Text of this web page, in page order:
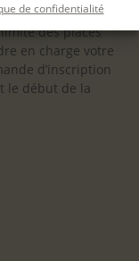
de confidentialité
dernier
des places
en charge votre
d’inscription
le début de la